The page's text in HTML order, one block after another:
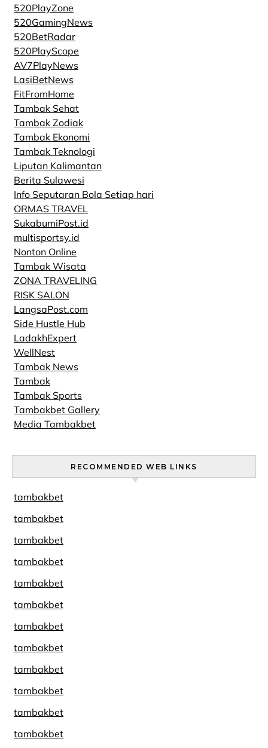
520PlayZone
520GamingNews
520BetRadar
520PlayScope
AV7PlayNews
LasiBetNews
FitFromHome
Tambak Sehat
Tambak Zodiak
Tambak Ekonomi
Tambak Teknologi
Liputan Kalimantan
Berita Sulawesi
Info Seputaran Bola Setiap hari
ORMAS TRAVEL
SukabumiPost.id
multisportsy.id
Nonton Online
Tambak Wisata
ZONA TRAVELING
RISK SALON
LangsaPost.com
Side Hustle Hub
LadakhExpert
WellNest
Tambak News
Tambak
Tambak Sports
Tambakbet Gallery
Media Tambakbet
RECOMMENDED WEB LINKS
tambakbet
tambakbet
tambakbet
tambakbet
tambakbet
tambakbet
tambakbet
tambakbet
tambakbet
tambakbet
tambakbet
tambakbet